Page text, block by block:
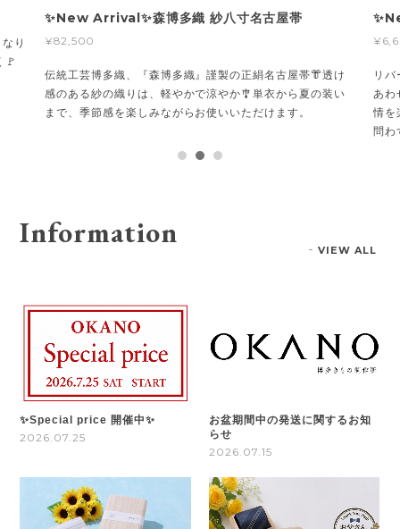
り
🚩
✨New Arrival✨森博多織 紗八寸名古屋帯
¥82,500
伝統工芸博多織、『森博多織』謹製の正絹名古屋帯👘透け
感のある紗の織りは、軽やかで涼やか🎐単衣から夏の装い
まで、季節感を楽しみながらお使いいただけます。
リ
あわ
情を
問わ
Information VIEW ALL
✨Special price 開催中✨
2026.07.25
お盆期間中の発送に関するお知
らせ
2026.07.15